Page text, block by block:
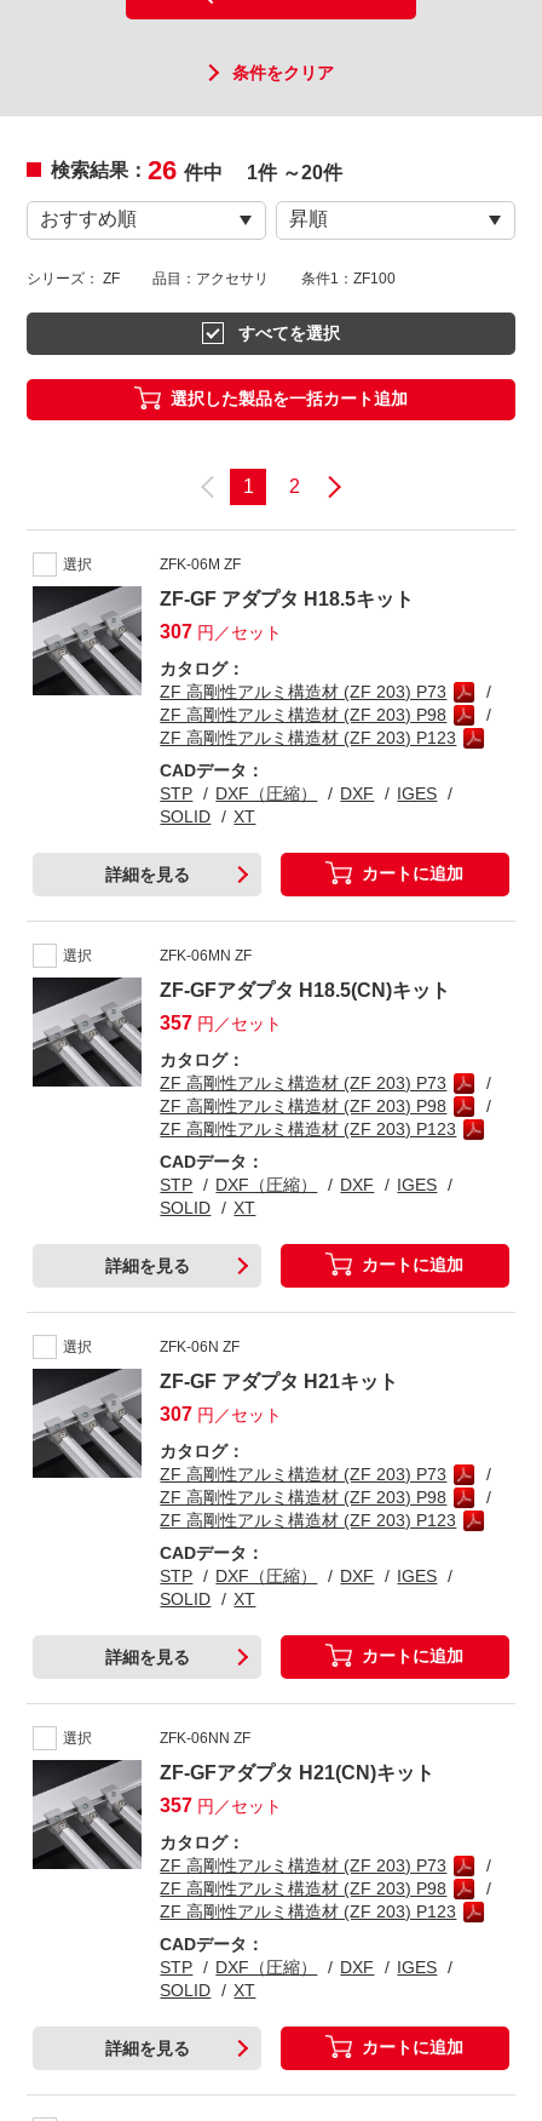
条件をクリア
検索結果： 26件中 1件 ～20件
シリーズ： ZF 品目：アクセサリ 条件1：ZF100
すべてを選択
選択した製品を一括カート追加
1 2
選択 ZFK-06M ZF
ZF-GF アダプタ H18.5キット
307 円／セット
カタログ：
ZF 高剛性アルミ構造材 (ZF 203) P73
ZF 高剛性アルミ構造材 (ZF 203) P98
ZF 高剛性アルミ構造材 (ZF 203) P123
CADデータ：
STP
DXF（圧縮） DXF
IGES
SOLID
XT
詳細を見る カートに追加
選択 ZFK-06MN ZF
ZF-GFアダプタ H18.5(CN)キット
357 円／セット
カタログ：
ZF 高剛性アルミ構造材 (ZF 203) P73
ZF 高剛性アルミ構造材 (ZF 203) P98
ZF 高剛性アルミ構造材 (ZF 203) P123
CADデータ：
STP
DXF（圧縮） DXF
IGES
SOLID
XT
詳細を見る カートに追加
選択 ZFK-06N ZF
ZF-GF アダプタ H21キット
307 円／セット
カタログ：
ZF 高剛性アルミ構造材 (ZF 203) P73
ZF 高剛性アルミ構造材 (ZF 203) P98
ZF 高剛性アルミ構造材 (ZF 203) P123
CADデータ：
STP
DXF（圧縮） DXF
IGES
SOLID
XT
詳細を見る カートに追加
選択 ZFK-06NN ZF
ZF-GFアダプタ H21(CN)キット
357 円／セット
カタログ：
ZF 高剛性アルミ構造材 (ZF 203) P73
ZF 高剛性アルミ構造材 (ZF 203) P98
ZF 高剛性アルミ構造材 (ZF 203) P123
CADデータ：
STP
DXF（圧縮） DXF
IGES
SOLID
XT
詳細を見る カートに追加